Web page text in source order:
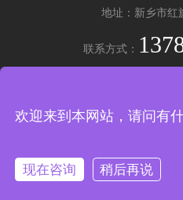
地址：新乡市红
联系方式：
37号
欢迎来到本网站，请问有
现在咨询 稍后再说